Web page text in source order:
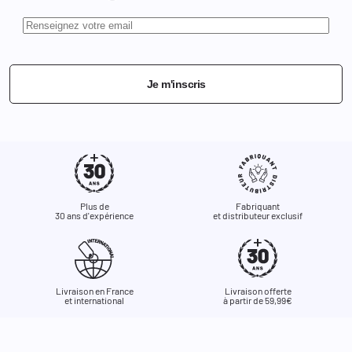
Je m'inscris
Plus de
30 ans d'expérience
Fabriquant
et distributeur exclusif
Livraison en France
et international
Livraison offerte
à partir de 59,99€